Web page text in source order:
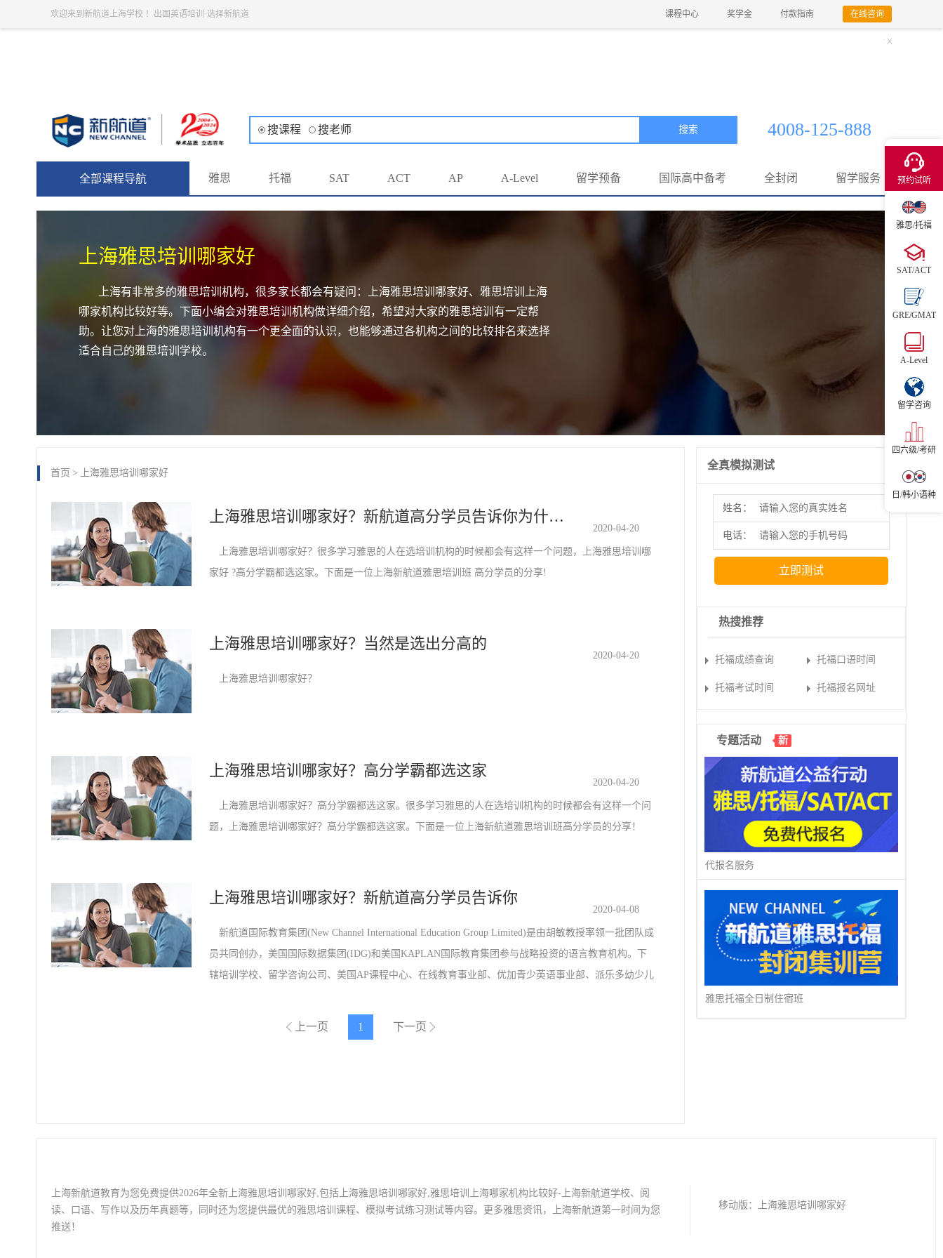
欢迎来到新航道上海学校 ！出国英语培训·选择新航道 课程中心 奖学金 付款指南 在线咨询
搜课程 搜老师 搜索 4008-125-888
全部课程导航 雅思 托福 SAT ACT AP A-Level 留学预备 国际高中备考 全封闭 留学服务
上海雅思培训哪家好
上海有非常多的雅思培训机构，很多家长都会有疑问：上海雅思培训哪家好、雅思培训上海
哪家机构比较好等。下面小编会对雅思培训机构做详细介绍，希望对大家的雅思培训有一定帮
助。让您对上海的雅思培训机构有一个更全面的认识，也能够通过各机构之间的比较排名来选择
适合自己的雅思培训学校。
首页 > 上海雅思培训哪家好
上海雅思培训哪家好？新航道高分学员告诉你为什么选它
2020-04-20
上海雅思培训哪家好？很多学习雅思的人在选培训机构的时候都会有这样一个问题，上海雅思培训哪
家好 ?高分学霸都选这家。下面是一位上海新航道雅思培训班 高分学员的分享!
上海雅思培训哪家好？当然是选出分高的
2020-04-20
上海雅思培训哪家好？
上海雅思培训哪家好？高分学霸都选这家
2020-04-20
上海雅思培训哪家好？高分学霸都选这家。很多学习雅思的人在选培训机构的时候都会有这样一个问
题，上海雅思培训哪家好？高分学霸都选这家。下面是一位上海新航道雅思培训班​高分学员的分享！
上海雅思培训哪家好？新航道高分学员告诉你
2020-04-08
新航道国际教育集团(New Channel International Education Group Limited)是由胡敏教授率领一批团队成
员共同创办，美国国际数据集团(IDG)和美国KAPLAN国际教育集团参与战略投资的语言教育机构。下
辖培训学校、留学咨询公司、美国AP课程中心、在线教育事业部、优加青少英语事业部、派乐多幼少儿
学、中国人民大学、外交学院、首都师范大学、上海师范大学、南京师范大学、教育部高等教育出版
社、麦克米伦教育(英国) 等知名学府和学术机构。
上一页 1 下一页
全真模拟测试
姓名：
电话：
立即测试
热搜推荐
托福成绩查询 托福口语时间
托福考试时间 托福报名网址
专题活动 新
代报名服务
雅思托福全日制住宿班
上海新航道教育为您免费提供2026年全新上海雅思培训哪家好,包括上海雅思培训哪家好,雅思培训上海哪家机构比较好-上海新航道学校、阅
读、口语、写作以及历年真题等，同时还为您提供最优的雅思培训课程、模拟考试练习测试等内容。更多雅思资讯，上海新航道第一时间为您
推送！
移动版： 上海雅思培训哪家好
预约试听
雅思/托福
SAT/ACT
GRE/GMAT
A-Level
留学咨询
四六级/考研
日/韩小语种
×
获取